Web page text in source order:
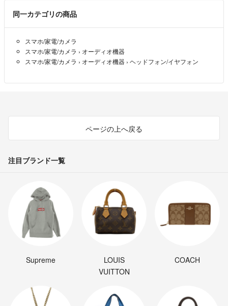
同一カテゴリの商品
スマホ/家電/カメラ
スマホ/家電/カメラ › オーディオ機器
スマホ/家電/カメラ › オーディオ機器 › ヘッドフォン/イヤフォン
ページの上へ戻る
注目ブランド一覧
Supreme
LOUIS
VUITTON
COACH